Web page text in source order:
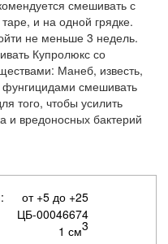
смешивать с
и на одной грядке.
не меньше 3 недель.
Купролюкс со
Манеб, известь,
смешивать
того, чтобы усилить
и вредоносных бактерий
от +5 до +25
ЦБ-00046674
1 см3